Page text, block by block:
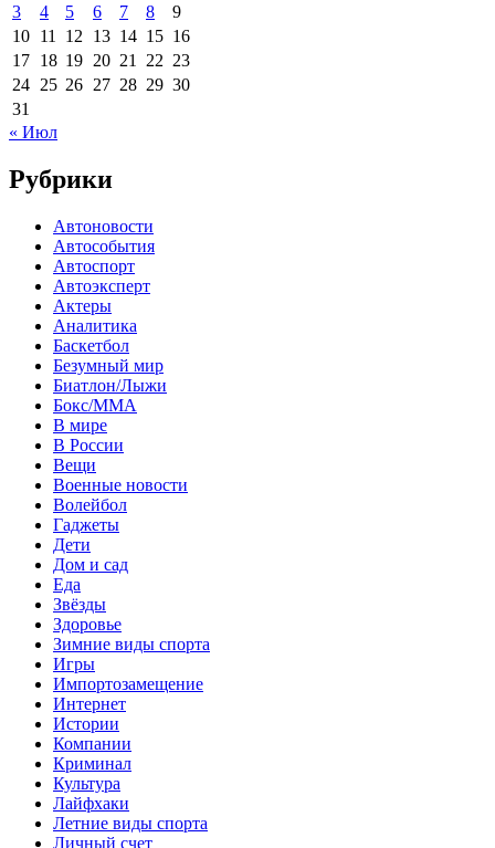
3
4 5 6 7 8
9
10 11 12 13 14 15 16
17 18 19 20 21 22 23
24 25 26 27 28 29 30
31
« Июл
Рубрики
Автоновости
Автособытия
Автоспорт
Автоэксперт
Актеры
Аналитика
Баскетбол
Безумный мир
Биатлон/Лыжи
Бокс/MMA
В мире
В России
Вещи
Военные новости
Волейбол
Гаджеты
Дети
Дом и сад
Еда
Звёзды
Здоровье
Зимние виды спорта
Игры
Импортозамещение
Интернет
Истории
Компании
Криминал
Культура
Лайфхаки
Летние виды спорта
Личный счет